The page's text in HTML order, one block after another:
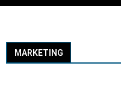
MARKETING